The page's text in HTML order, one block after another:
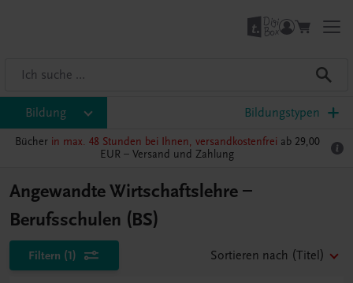
Bildung Bildungstypen
Bücher in max. 48 Stunden bei Ihnen, versandkostenfrei ab 29,00
EUR – Versand und Zahlung
Angewandte Wirtschaftslehre –
Berufsschulen (BS)
Filtern (1) Sortieren nach (Titel)